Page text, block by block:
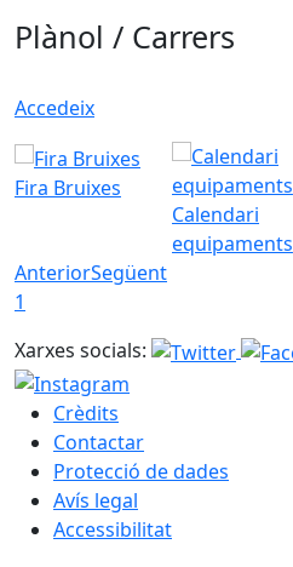
Plànol / Carrers
Accedeix
Fira Bruixes
Calendari
equipaments
AnteriorSegüent
1
Xarxes socials:
Crèdits
Contactar
Protecció de dades
Avís legal
Accessibilitat